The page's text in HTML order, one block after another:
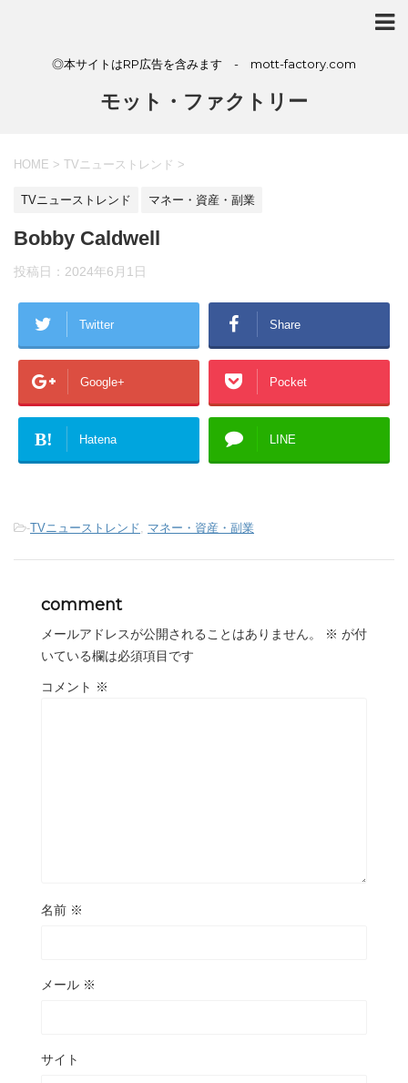
◎本サイトはRP広告を含みます - mott-factory.com
モット・ファクトリー
HOME > TVニューストレンド >
TVニューストレンド マネー・資産・副業
Bobby Caldwell
投稿日： 2024年6月1日
Twitter Share
Google+ Pocket
B! Hatena LINE
-TVニューストレンド, マネー・資産・副業
comment
メールアドレスが公開されることはありません。 ※ が付
いている欄は必須項目です
コメント ※
名前 ※
メール ※
サイト